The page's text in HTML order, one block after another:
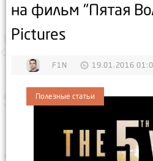
на фильм "Пятая
Pictures
F1N 19.01.2016
Полезные статьи